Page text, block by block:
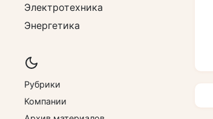
Электротехника
Энергетика
Рубрики
Компании